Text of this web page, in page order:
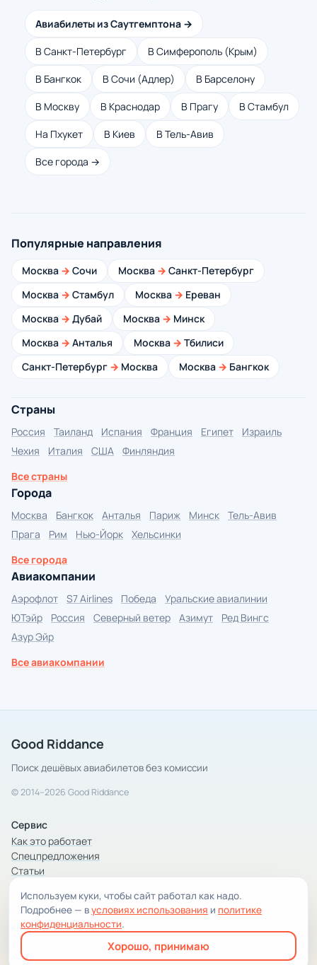
Авиабилеты из Саутгемптона →
В Санкт-Петербург В Симферополь (Крым)
В Бангкок В Сочи (Адлер) В Барселону
В Москву В Краснодар В Прагу В Стамбул
На Пхукет В Киев В Тель-Авив
Все города →
Популярные направления
Москва → Сочи Москва → Санкт-Петербург
Москва → Стамбул Москва → Ереван
Москва → Дубай Москва → Минск
Москва → Анталья Москва → Тбилиси
Санкт-Петербург → Москва Москва → Бангкок
Страны
Россия Таиланд Испания Франция Египет
Израиль
Чехия
Италия США
Финляндия
Все страны
Города
Москва Бангкок Анталья Париж Минск
Тель-Авив
Прага
Рим Нью-Йорк
Хельсинки
Все города
Авиакомпании
Аэрофлот S7 Airlines Победа
Уральские авиалинии
ЮТэйр
Россия Северный ветер Азимут
Ред Вингс
Азур Эйр
Все авиакомпании
Good Riddance
Поиск дешёвых авиабилетов без комиссии
© 2014–2026 Good Riddance
Сервис
Как это работает
Спецпредложения
Статьи
Компания
Компания и контакты
Условия использования
Конфиденциальность
Используем куки, чтобы сайт работал как надо.
Подробнее — вусловиях использования и политике
конфиденциальности.
Хорошо, принимаю